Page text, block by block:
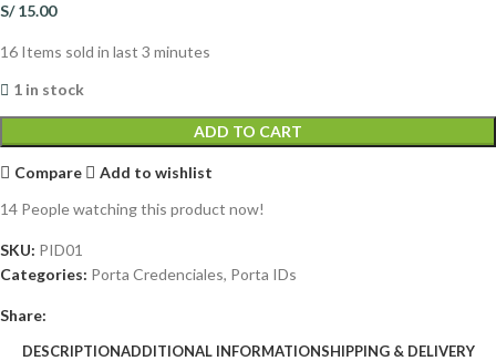
S/15.00
16 Items sold in last 3 minutes
1 in stock
ADD TO CART
Compare
Add to wishlist
14 People watching this product now!
SKU: PID01
Categories: Porta Credenciales, Porta IDs
Share:
DESCRIPTIONADDITIONAL INFORMATIONSHIPPING & DELIVERY